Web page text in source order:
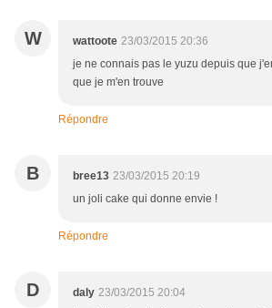
W wattoote 23/03/2015 20:36
je ne connais pas le yuzu depuis que
que je m'en trouve
Répondre
B bree13 23/03/2015 20:19
un joli cake qui donne envie !
Répondre
D daly 23/03/2015 20:04